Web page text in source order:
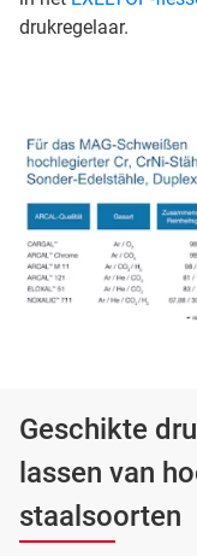
drukregelaar.
Geschikte
lassen van
staalsoorten